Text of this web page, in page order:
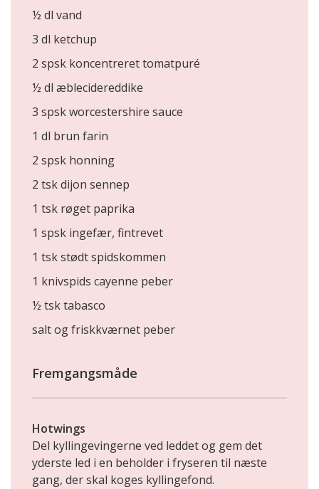
½ dl vand
3 dl ketchup
2 spsk koncentreret tomatpuré
½ dl æblecidereddike
3 spsk worcestershire sauce
1 dl brun farin
2 spsk honning
2 tsk dijon sennep
1 tsk røget paprika
1 spsk ingefær, fintrevet
1 tsk stødt spidskommen
1 knivspids cayenne peber
½ tsk tabasco
salt og friskkværnet peber
Fremgangsmåde
Hotwings
Del kyllingevingerne ved leddet og gem det
yderste led i en beholder i fryseren til næste
gang, der skal koges kyllingefond.